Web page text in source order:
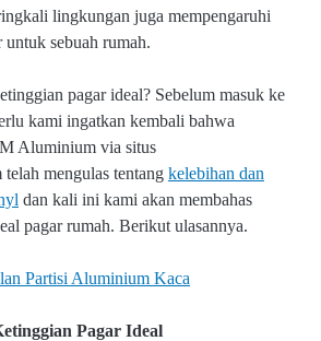
lingkungan juga mempengaruhi
untuk sebuah rumah.
pagar ideal? Sebelum masuk ke
kami ingatkan kembali bahwa
Aluminium via situs
mengulas tentang kelebihan dan
dan kali ini kami akan membahas
pagar rumah. Berikut ulasannya.
Partisi Aluminium Kaca
Pagar Ideal